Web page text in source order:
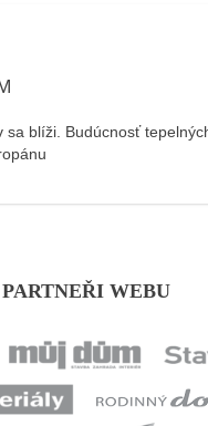
sa blíži. Budúcnosť
PARTNEŘI WEBU